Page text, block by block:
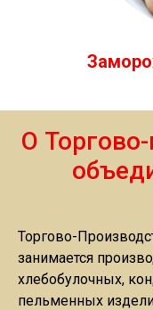
О
Торгово-
занимается
хлебобулочных,
пельменных